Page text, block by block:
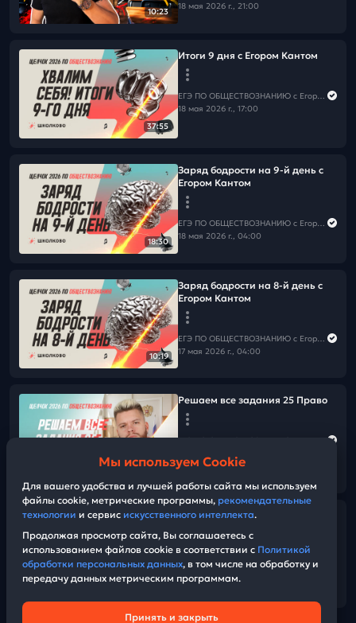
10:23
18 мая 2026 г., 21:00
37:55
Итоги 9 дня с Егором Кантом
ЕГЭ ПО ОБЩЕСТВОЗНАНИЮ c Егором Кантом
18 мая 2026 г., 17:00
18:30
Заряд бодрости на 9-й день с
Егором Кантом
ЕГЭ ПО ОБЩЕСТВОЗНАНИЮ c Егором Кантом
18 мая 2026 г., 04:00
10:19
Заряд бодрости на 8-й день с
Егором Кантом
ЕГЭ ПО ОБЩЕСТВОЗНАНИЮ c Егором Кантом
17 мая 2026 г., 04:00
Решаем все задания 25 Право
Заряд бодрости на 7-й день с
ЕГЭ ПО ОБЩЕСТВОЗНАНИЮ c Егором Кантом
16 мая 2026 г., 04:00
Мы используем Cookie
Для вашего удобства и лучшей работы сайта мы используем
файлы cookie, метрические программы, рекомендательные
технологии и сервис искусственного интеллекта.
Продолжая просмотр сайта, Вы соглашаетесь с
использованием файлов cookie в соответствии с Политикой
обработки персональных данных, в том числе на обработку и
передачу данных метрическим программам.
Принять и закрыть